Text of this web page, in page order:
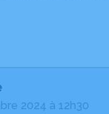
2024 à 12h30